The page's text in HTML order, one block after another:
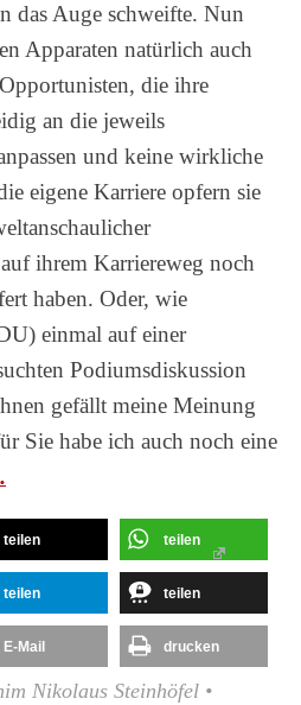
das Auge schweifte. Nun
Apparaten natürlich auch
die ihre
an die jeweils
und keine wirkliche
eigene Karriere opfern sie
ihrem Karriereweg noch
haben. Oder, wie
einmal auf einer
Podiumsdiskussion
gefällt meine Meinung
Sie habe ich auch noch eine
teilen teilen
teilen teilen
E-Mail drucken
Nikolaus Steinhöfel •